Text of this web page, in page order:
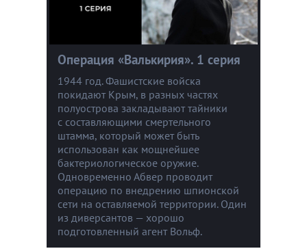
Операция «Валькирия». 1 серия
1944 год. Фашистские войска
покидают Крым, в разных частях
полуострова закладывают тайники
с составляющими смертельного
штамма, который может быть
использован как мощнейшее
бактериологическое оружие.
Одновременно Абвер проводит
операцию по внедрению шпионской
сети на оставляемой территории. Один
из диверсантов — хорошо
подготовленный агент Вольф.